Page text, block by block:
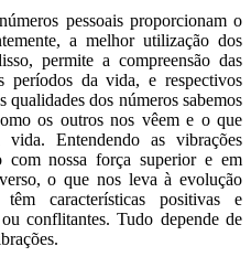
pessoais proporcionam o
a melhor utilização dos
permite a compreensão das
períodos da vida, e respectivos
qualidades dos números sabemos
os outros nos vêem e o que
Entendendo as vibrações
com nossa força superior e em
o que nos leva à evolução
características positivas e
conflitantes. Tudo depende de